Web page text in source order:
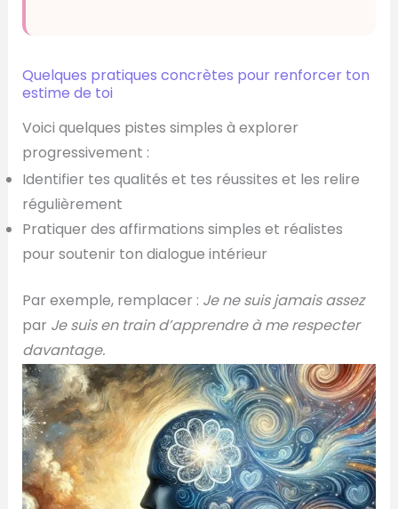
Quelques pratiques concrètes pour renforcer ton
estime de toi
Voici quelques pistes simples à explorer
progressivement :
Identifier tes qualités et tes réussites et les relire
régulièrement
Pratiquer des affirmations simples et réalistes
pour soutenir ton dialogue intérieur
Par exemple, remplacer : Je ne suis jamais assez
par Je suis en train d’apprendre à me respecter
davantage.